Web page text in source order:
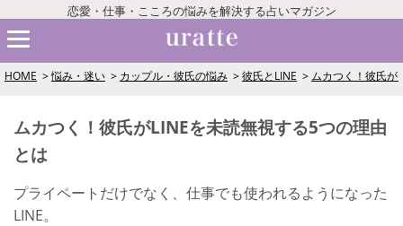
恋愛・仕事・こころの悩みを解決する占いマガジン
HOME 悩み・迷い カップル・彼氏の悩み 彼氏とLINE ムカつく！彼氏が
ムカつく！彼氏がLINEを未読無視する5つの理由
とは
プライペートだけでなく、仕事でも使われるようになった
LINE。